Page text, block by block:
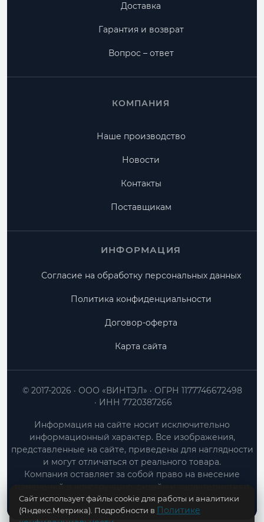
Доставка
Гарантия и возврат
Вопрос – ответ
КОМПАНИЯ
Наше производство
Новости
Контакты
Поставщикам
ИНФОРМАЦИЯ
Согласие на обработку персональных данных
Политика конфиденциальности
Договор-оферта
Карта сайта
ООО «ВИНТЭЛ»
ОГРН 1177746672498
ИНН 7720387266
© 2017-2026
Информация на сайте носит исключительно
информационный характер. Все изображения,
представленные на сайте, приведены для наглядности
и могут отличаться от реального товара.
Компания оставляет за собой право на внесение
изменений в конструкцию, дизайн и характеристики
товара без предварительного уведомления.
Сайт использует файлы cookie для работы и аналитики
(Яндекс.Метрика). Подробности в Политике